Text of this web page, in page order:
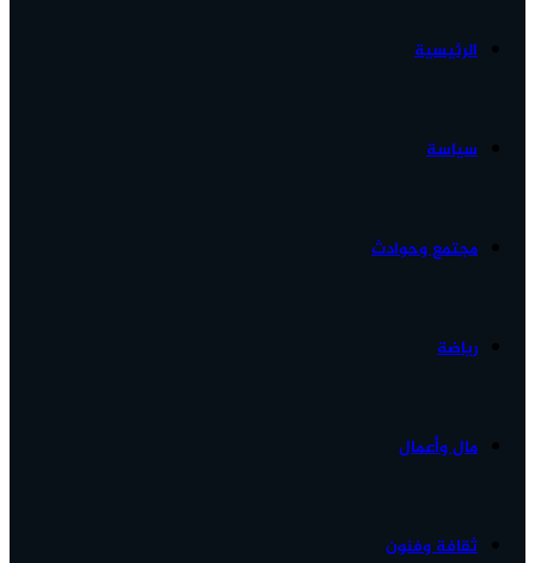
الرئيسية
سياسة
مجتمع وحوادث
رياضة
مال وأعمال
ثقافة وفنون